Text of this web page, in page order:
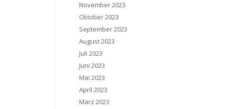
November 2023
Oktober 2023
September 2023
August 2023
Juli 2023
Juni 2023
Mai 2023
April 2023
März 2023